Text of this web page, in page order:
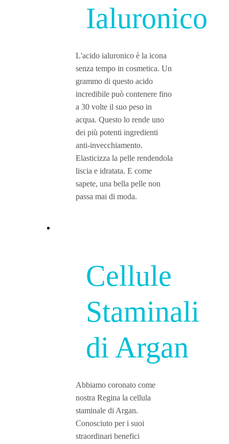
Ialuronico
L'acido ialuronico è la icona
senza tempo in cosmetica. Un
grammo di questo acido
incredibile può contenere fino
a 30 volte il suo peso in
acqua. Questo lo rende uno
dei più potenti ingredienti
anti-invecchiamento.
Elasticizza la pelle rendendola
liscia e idratata. E come
sapete, una bella pelle non
passa mai di moda.
Cellule
Staminali
di Argan
Abbiamo coronato come
nostra Regina la cellula
staminale di Argan.
Conosciuto per i suoi
straordinari benefici